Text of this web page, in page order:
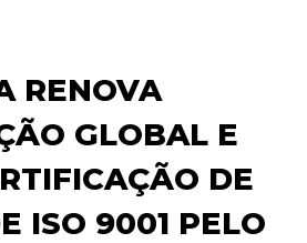
RENOVA
GLOBAL E
DE
ISO 9001 PELO